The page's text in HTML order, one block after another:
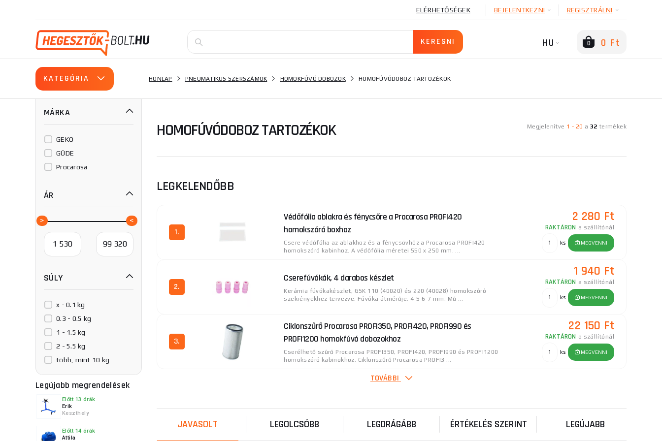
ELÉRHETŐSÉGEK BEJELENTKEZNI REGISZTRÁLNI
HU 0 0 Ft
KATEGÓRIA HONLAP PNEUMATIKUS SZERSZÁMOK HOMOKFÚVÓ DOBOZOK HOMOFÚVÓDOBOZ TARTOZÉKOK
MÁRKA
GEKO
GÜDE
Procarosa
ÁR
SÚLY
x - 0.1 kg
0.3 - 0.5 kg
1 - 1.5 kg
2 - 5.5 kg
több, mint 10 kg
Legújabb megrendelések
Előtt 13 órák
Erik
Keszthely
Előtt 14 órák
Attila
Megjelenítve 1 - 20 a 32 termékek
HOMOFÚVÓDOBOZ TARTOZÉKOK
LEGKELENDŐBB
1.
Védőfólia ablakra és fénycsőre a Procarosa PROFI420
homokszóró boxhoz
Csere védőfólia az ablakhoz és a fénycsövhöz a Procarosa PROFI420
homokszóró kabinhoz. A védőfólia méretei 550 x 250 mm. ...
2 280 Ft
RAKTÁRON a szállítónál
ks MEGVENNI
2.
Cserefúvókák, 4 darabos készlet
Kerámia fúvókakészlet, GSK 110 (40020) és 220 (40028) homokszóró
szekrényekhez tervezve. Fúvóka átmérője: 4-5-6-7 mm. Mű ...
1 940 Ft
RAKTÁRON a szállítónál
ks MEGVENNI
3.
Ciklonszűrő Procarosa PROFI350, PROFI420, PROFI990 és
PROFI1200 homokfúvó dobozokhoz
Cserélhető szűrő Procarosa PROFI350, PROFI420, PROFI990 és PROFI1200
homokszóró kabinokhoz. Ciklonszűrő Procarosa PROFI3 ...
22 150 Ft
RAKTÁRON a szállítónál
ks MEGVENNI
KEDVEZMÉNY - Csak Procarosa homokozó tulajdonosoknak (ITT) C ...
ks
Fúvókák Procarosa PROFI5, PROFI10, PROFI20-I, PROFI20-II és
TOVÁBBI
JAVASOLT LEGOLCSÓBB LEGDRÁGÁBB ÉRTÉKELÉS SZERINT LEGÚJABB